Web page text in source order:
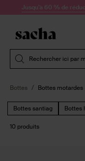
Passer au contenu
Jusqu'à 60 % de
Rechercher ici par
Bottes Bottes motardes
Bottes santiag Bottes
10 produits